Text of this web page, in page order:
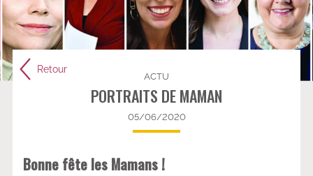
Retour
ACTU
PORTRAITS DE MAMAN
05/06/2020
Bonne fête les Mamans !